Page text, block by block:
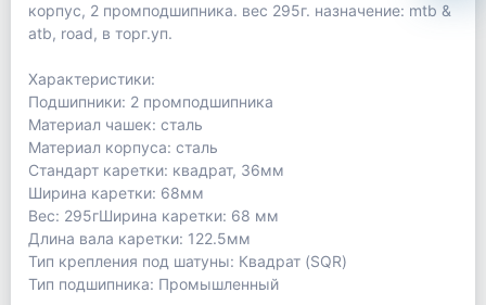
корпус, 2 промподшипника. вес 295г. назначение: mtb &
atb, road, в торг.уп.
Характеристики:
Подшипники: 2 промподшипника
Материал чашек: сталь
Материал корпуса: сталь
Стандарт каретки: квадрат, 36мм
Ширина каретки: 68мм
Вес: 295гШирина каретки: 68 мм
Длина вала каретки: 122.5мм
Тип крепления под шатуны: Квадрат (SQR)
Тип подшипника: Промышленный